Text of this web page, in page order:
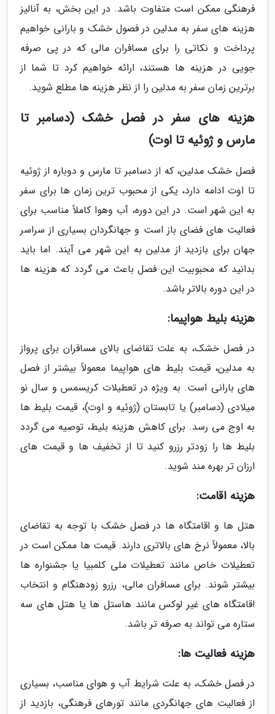
فرهنگی ممکن است متفاوت باشد. در این بخش، به آنالیز
هزینه های سفر به مدلین در فصول خشک و بارانی خواهیم
پرداخت و نکاتی را برای مسافران مالی که در پی صرفه
جویی در هزینه ها هستند، ارائه خواهیم کرد تا شما از
برترین زمان سفر به مدلین را از نظر هزینه ها مطلع شوید.
هزینه های سفر در فصل خشک (دسامبر تا
مارس و ژوئیه تا اوت)
فصل خشک مدلین، که از دسامبر تا مارس و دوباره از ژوئیه
تا اوت ادامه دارد، یکی از محبوب ترین زمان ها برای سفر
به این شهر است. در این دوره، آب وهوا کاملاً مناسب برای
فعالیت های فضای باز است و جهانگردان بسیاری از سراسر
جهان برای بازدید از مدلین به این شهر می آیند. اما باید
بدانید که محبوبیت این فصل باعث می گردد که هزینه ها
در این دوره بالاتر باشد.
هزینه بلیط هواپیما:
در فصل خشک، به علت تقاضای بالای مسافران برای پرواز
به مدلین، قیمت بلیط های هواپیما معمولاً بیشتر از فصل
های بارانی است. به ویژه در تعطیلات کریسمس و سال نو
میلادی (دسامبر) یا تابستان (ژوئیه و اوت)، قیمت بلیط ها
به اوج می رسد. برای کاهش هزینه بلیط، توصیه می گردد
بلیط ها را زودتر رزرو کنید تا از تخفیف ها و قیمت های
ارزان تر بهره مند شوید.
هزینه اقامت:
هتل ها و اقامتگاه ها در فصل خشک با توجه به تقاضای
بالا، معمولاً نرخ های بالاتری دارند. قیمت ها ممکن است در
تعطیلات خاص مانند تعطیلات ملی کلمبیا یا جشنواره ها
بیشتر شوند. برای مسافران مالی، رزرو زودهنگام و انتخاب
اقامتگاه های غیر لوکس مانند هاستل ها یا هتل های سه
ستاره می تواند به صرفه تر باشد.
هزینه فعالیت ها:
در فصل خشک، به علت شرایط آب و هوای مناسب، بسیاری
از فعالیت های جهانگردی مانند تورهای فرهنگی، بازدید از